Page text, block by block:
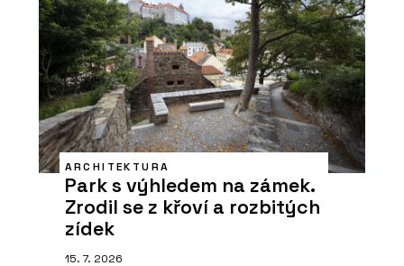
ARCHITEKTURA
Park s výhledem na zámek.
Zrodil se z křoví a rozbitých
zídek
15. 7. 2026